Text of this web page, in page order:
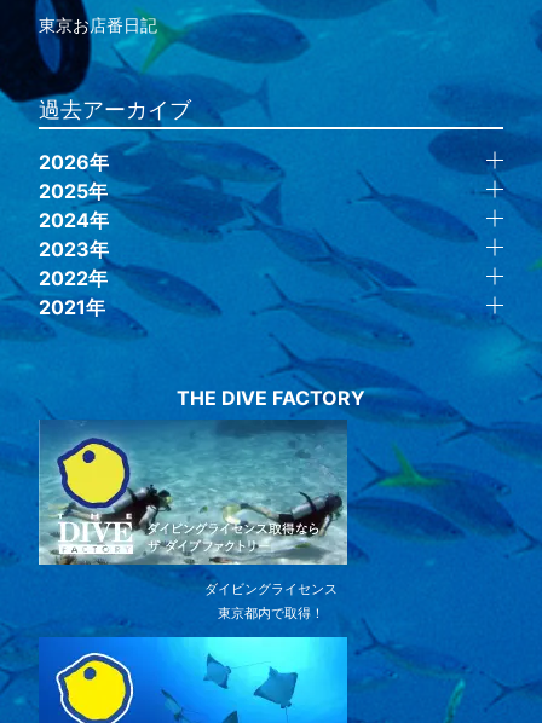
東京お店番日記
過去アーカイブ
2026年
2025年
2024年
2023年
2022年
2021年
THE DIVE FACTORY
ダイビングライセンス
東京都内で取得！